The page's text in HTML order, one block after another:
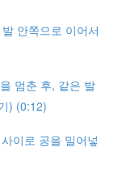
안쪽으로 이어서
멈춘 후, 같은 발
) (0:12)
이로 공을 밀어넣